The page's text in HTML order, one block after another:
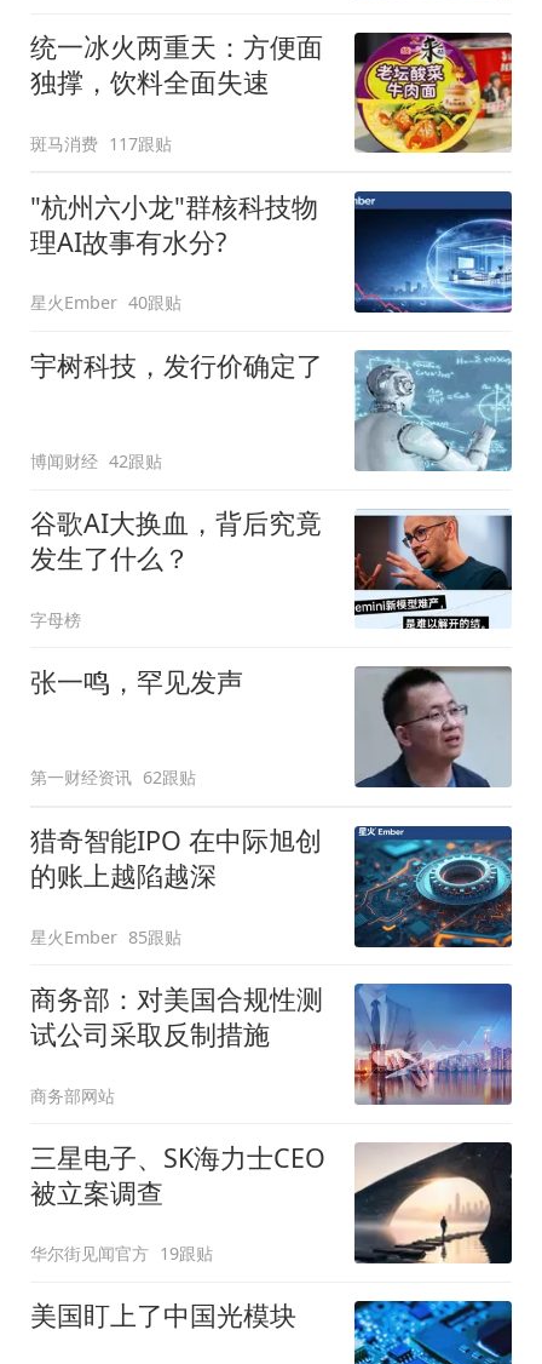
统一冰火两重天：方便面
独撑，饮料全面失速
斑马消费 117跟贴
"杭州六小龙"群核科技物
理AI故事有水分?
星火Ember 40跟贴
宇树科技，发行价确定了
博闻财经 42跟贴
谷歌AI大换血，背后究竟
发生了什么？
字母榜
张一鸣，罕见发声
第一财经资讯 62跟贴
猎奇智能IPO 在中际旭创
的账上越陷越深
星火Ember 85跟贴
商务部：对美国合规性测
试公司采取反制措施
商务部网站
三星电子、SK海力士CEO
被立案调查
华尔街见闻官方 19跟贴
美国盯上了中国光模块